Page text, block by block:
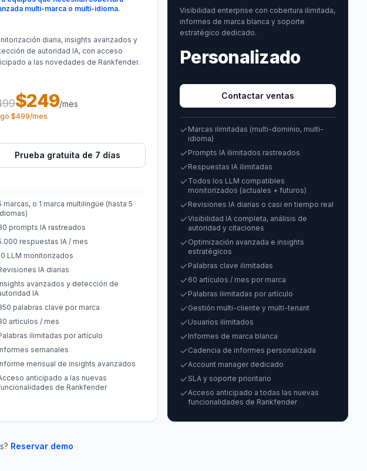
multi-marca o multi-idioma.
diaria, insights avanzados y
de autoridad IA, con acceso
a las novedades de Rankfender.
$249/mes
$499/mes
Prueba gratuita de 7 días
marcas, o 1 marca multilingüe (hasta 5
prompts IA rastreados
respuestas IA / mes
LLM monitorizados
IA diarias
avanzados y detección de
IA
palabras clave por marca
artículos / mes
ilimitadas por artículo
semanales
mensual de insights avanzados
anticipado a las nuevas
de Rankfender
Visibilidad enterprise con cobertura ilimitada,
informes de marca blanca y soporte
estratégico dedicado.
Personalizado
Contactar ventas
Marcas ilimitadas (multi-dominio, multi-
idioma)
Prompts IA ilimitados rastreados
Respuestas IA ilimitadas
Todos los LLM compatibles
monitorizados (actuales + futuros)
Revisiones IA diarias o casi en tiempo real
Visibilidad IA completa, análisis de
autoridad y citaciones
Optimización avanzada e insights
estratégicos
Palabras clave ilimitadas
60 artículos / mes por marca
Palabras ilimitadas por artículo
Gestión multi-cliente y multi-tenant
Usuarios ilimitados
Informes de marca blanca
Cadencia de informes personalizada
Account manager dedicado
SLA y soporte prioritario
Acceso anticipado a todas las nuevas
funcionalidades de Rankfender
Reservar demo